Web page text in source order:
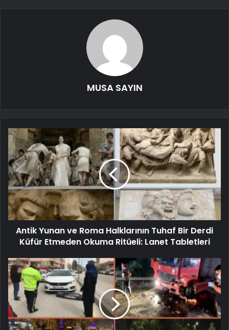
MUSA SAYIN
Antik Yunan ve Roma Halklarının Tuhaf Bir Derdi
Küfür Etmeden Okuma Ritüeli: Lanet Tabletleri